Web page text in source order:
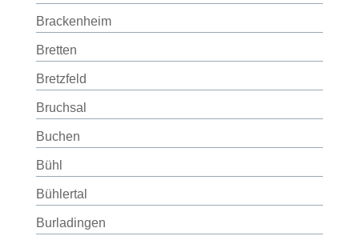
Brackenheim
Bretten
Bretzfeld
Bruchsal
Buchen
Bühl
Bühlertal
Burladingen